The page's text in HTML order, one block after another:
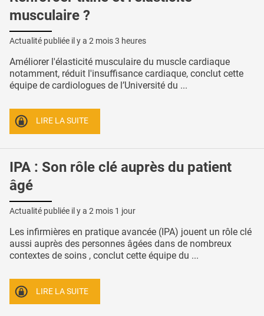
musculaire ?
Actualité publiée il y a 2 mois 3 heures
Améliorer l'élasticité musculaire du muscle cardiaque
notamment, réduit l'insuffisance cardiaque, conclut cette
équipe de cardiologues de l’Université du ...
LIRE LA SUITE
IPA : Son rôle clé auprès du patient
âgé
Actualité publiée il y a 2 mois 1 jour
Les infirmières en pratique avancée (IPA) jouent un rôle clé
aussi auprès des personnes âgées dans de nombreux
contextes de soins , conclut cette équipe du ...
LIRE LA SUITE